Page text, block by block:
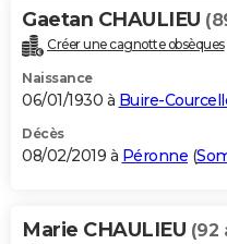
Gaetan CHAULIEU
Créer une cagnotte obsèques
Naissance
06/01/1930 à Buire-
Décès
08/02/2019 à Péronne (
Marie CHAULIEU (92